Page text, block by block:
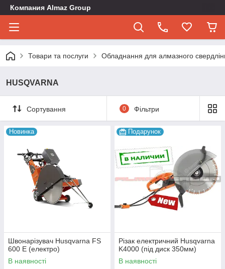
Компания Almaz Group
Товари та послуги Обладнання для алмазного
HUSQVARNA
Сортування 0 Фільтри
Новинка
Швонарізувач Husqvarna FS
600 E (електро)
В наявності
Подарунок
Різак електричний Husqvarna
K4000 (під диск 350мм)
В наявності